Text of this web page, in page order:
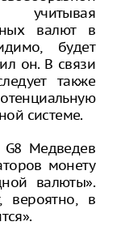
учитывая
валют в
будет
он. В связи
также
системе.
Медведев
монету
валюты».
вероятно, в